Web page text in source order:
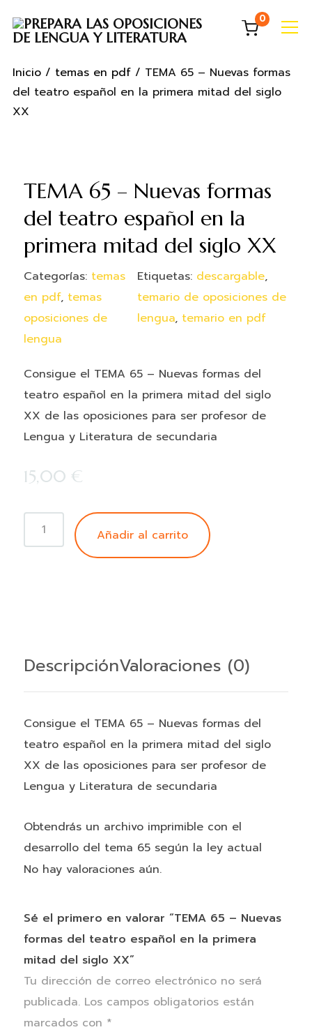
0
Info
Inicio/ temas en pdf/ TEMA 65 – Nuevas formas
del teatro español en la primera mitad del siglo
XX
TEMA 65 – Nuevas formas
del teatro español en la
primera mitad del siglo XX
15,00€
Consigue el TEMA 65 – Nuevas formas del
teatro español en la primera mitad del siglo
XX de las oposiciones para ser profesor de
Lengua y Literatura de secundaria
TEMA
65
español
en
primera
mitad
del
siglo
cantidad
Añadir al carrito
Categorías: temas
en pdf, temas
oposiciones de
lengua
Etiquetas: descargable,
temario de oposiciones de
lengua, temario en pdf
DescripciónValoraciones (0)
Consigue el TEMA 65 – Nuevas formas del
teatro español en la primera mitad del siglo
XX de las oposiciones para ser profesor de
Lengua y Literatura de secundaria
Obtendrás un archivo imprimible con el
desarrollo del tema 65 según la ley actual
No hay valoraciones aún.
Sé el primero en valorar “TEMA 65 – Nuevas
formas del teatro español en la primera
mitad del siglo XX”
Tu dirección de correo electrónico no será
publicada. Los campos obligatorios están
marcados con *